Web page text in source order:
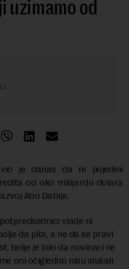
od
je danas da ni pojedini
od oko milijardu dolara
Abu Dabija.
vlade ni
da pita, a ne da se pravi
bolje je bilo da novinari ne
oni očigledno nisu slušali